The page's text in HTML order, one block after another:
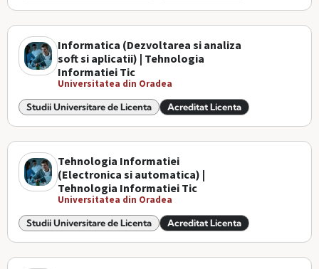
Informatica (Dezvoltarea si analiza
soft si aplicatii) | Tehnologia
Informatiei Tic
Universitatea din Oradea
Studii Universitare de Licenta Acreditat Licenta
Tehnologia Informatiei
(Electronica si automatica) |
Tehnologia Informatiei Tic
Universitatea din Oradea
Studii Universitare de Licenta Acreditat Licenta